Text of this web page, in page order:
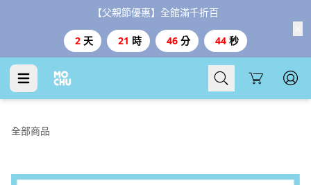
【父親節優惠】全館滿千折百
2 天 21 時 46 分 43 秒
Cart
全部商品